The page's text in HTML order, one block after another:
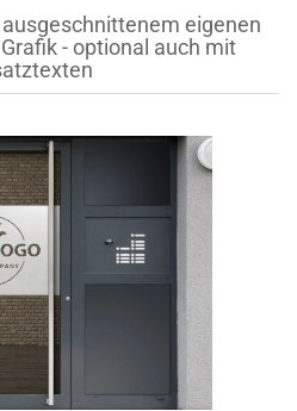
eigenen
- optional auch mit